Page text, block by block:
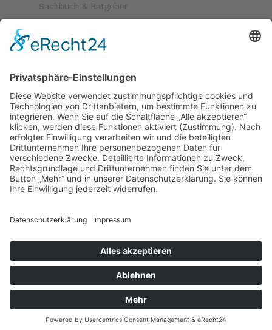
Sachbuch & Ratgeber
Krimi & Thriller
Folgen Sie uns auf
Bezahlmöglichkeiten
Paypal Kreditkarte Vorkasse
Versand
kostenloser Versand ab 30 €
Impressum | Datenschutz |Cookies| © 2026 |
Spiegelberg Verlag | Alle Rechte vorbehalten